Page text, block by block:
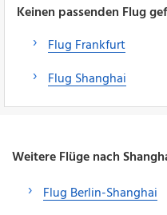
Keinen passenden Flug
Flug Frankfurt
Flug Shanghai
Weitere Flüge nach
Flug Berlin-Shanghai